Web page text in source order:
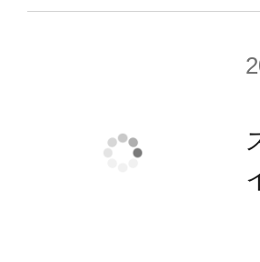
全高14cmの自立型フ
のバトルホビー”を想
可動フィギュアの第一
カ”をコアとし、キャ
ーが手掛けてまいりま